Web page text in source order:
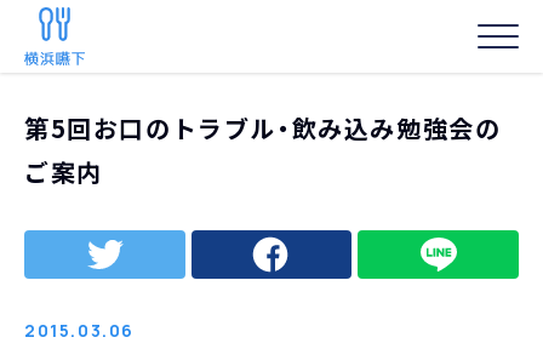
事務局からの
HOME
第5回お口のトラブル・飲み込み勉強会の
ご案内
2015.03.06